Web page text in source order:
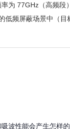
为 77GHz（高频
频屏蔽场景中（
波性能会产生怎样